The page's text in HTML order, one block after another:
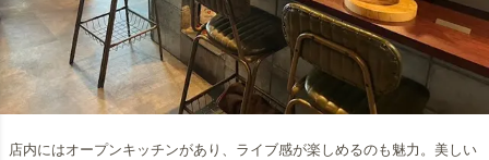
店内にはオープンキッチンがあり、ライブ感が楽しめるのも魅力。美しい